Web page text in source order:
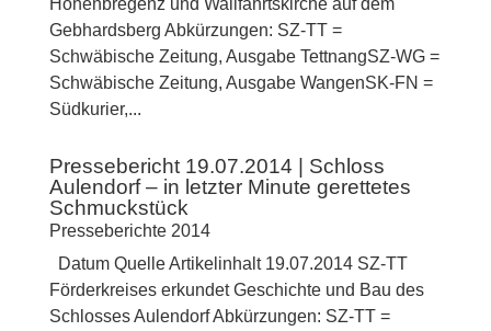
Hohenbregenz und Wallfahrtskirche auf dem
Gebhardsberg Abkürzungen: SZ-TT =
Schwäbische Zeitung, Ausgabe TettnangSZ-WG =
Schwäbische Zeitung, Ausgabe WangenSK-FN =
Südkurier,...
Pressebericht 19.07.2014 | Schloss
Aulendorf – in letzter Minute gerettetes
Schmuckstück
Presseberichte 2014
Datum Quelle Artikelinhalt 19.07.2014 SZ-TT
Förderkreises erkundet Geschichte und Bau des
Schlosses Aulendorf Abkürzungen: SZ-TT =